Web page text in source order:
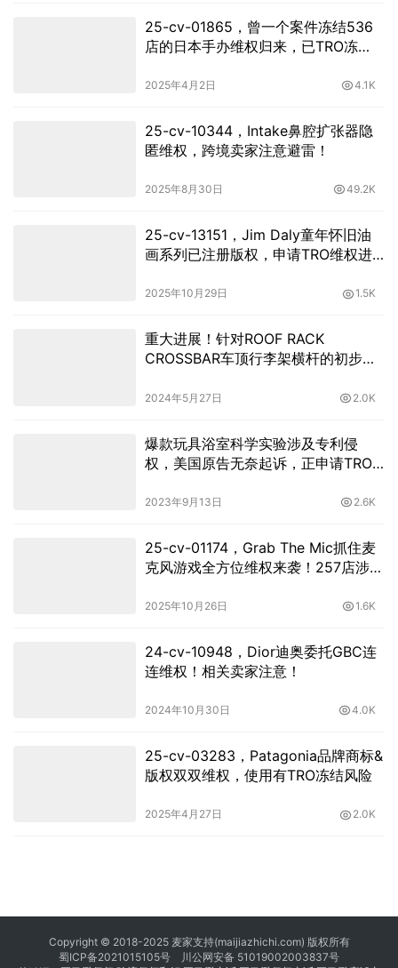
25-cv-01865，曾一个案件冻结536
店的日本手办维权归来，已TRO冻
2025年4月2日 4.1K
25-cv-10344，Intake鼻腔扩张器隐
匿维权，跨境卖家注意避雷！
2025年8月30日 49.2K
25-cv-13151，Jim Daly童年怀旧油
画系列已注册版权，申请TRO维权进
2025年10月29日 1.5K
重大进展！针对ROOF RACK
CROSSBAR车顶行李架横杆的初步禁
2024年5月27日 2.0K
爆款玩具浴室科学实验涉及专利侵
权，美国原告无奈起诉，正申请TRO
2023年9月13日 2.6K
25-cv-01174，Grab The Mic抓住麦
克风游戏全方位维权来袭！257店涉
2025年10月26日 1.6K
24-cv-10948，Dior迪奥委托GBC连
连维权！相关卖家注意！
2024年10月30日 4.0K
25-cv-03283，Patagonia品牌商标&
版权双双维权，使用有TRO冻结风险
2025年4月27日 2.0K
Copyright © 2018-2025 麦家支持(maijiazhichi.com) 版权所有
蜀ICP备2021015105号
川公网安备 51019002003837号